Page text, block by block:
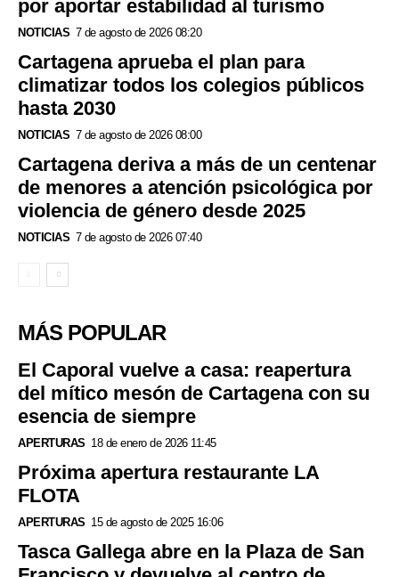
por aportar estabilidad al turismo
NOTICIAS 7 de agosto de 2026 08:20
Cartagena aprueba el plan para
climatizar todos los colegios públicos
hasta 2030
NOTICIAS 7 de agosto de 2026 08:00
Cartagena deriva a más de un centenar
de menores a atención psicológica por
violencia de género desde 2025
NOTICIAS 7 de agosto de 2026 07:40
MÁS POPULAR
El Caporal vuelve a casa: reapertura
del mítico mesón de Cartagena con su
esencia de siempre
APERTURAS 18 de enero de 2026 11:45
Próxima apertura restaurante LA
FLOTA
APERTURAS 15 de agosto de 2025 16:06
Tasca Gallega abre en la Plaza de San